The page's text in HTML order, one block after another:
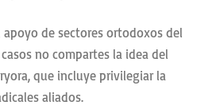
apoyo de sectores ortodoxos del
no compartes la idea del
que incluye privilegiar la
aliados.